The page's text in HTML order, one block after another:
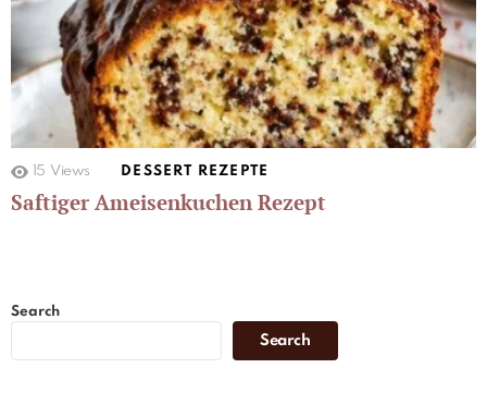
15 Views DESSERT REZEPTE
Saftiger Ameisenkuchen Rezept
Search
Search